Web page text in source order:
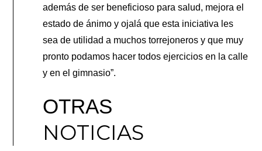
además de ser beneficioso para salud, mejora el
estado de ánimo y ojalá que esta iniciativa les
sea de utilidad a muchos torrejoneros y que muy
pronto podamos hacer todos ejercicios en la calle
y en el gimnasio”.
OTRAS
NOTICIAS